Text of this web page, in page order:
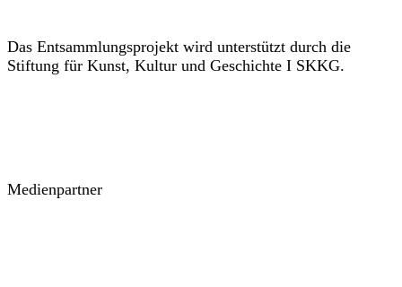
Das Entsammlungsprojekt wird unterstützt durch die
Stiftung für Kunst, Kultur und Geschichte I SKKG.
Medienpartner